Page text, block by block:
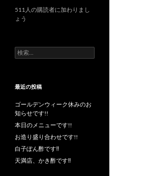
レ
ス
511人の購読者に加わりまし
ょう
検
索:
最近の投稿
ゴールデンウィーク休みのお
知らせです!!
本日のメニューです!!
お造り盛り合わせです!!
白子ぽん酢です‼︎
天満店、かき酢です‼︎